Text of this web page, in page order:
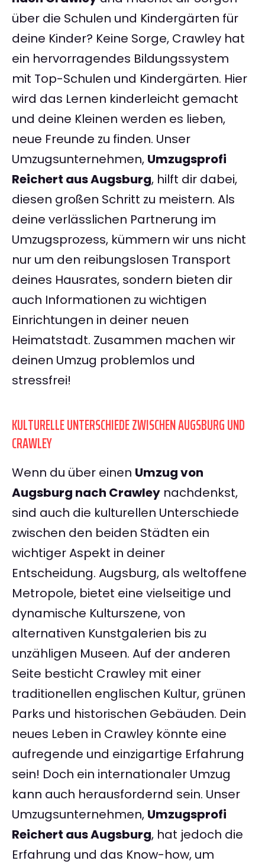
über die Schulen und Kindergärten für
deine Kinder? Keine Sorge, Crawley hat
ein hervorragendes Bildungssystem
mit Top-Schulen und Kindergärten. Hier
wird das Lernen kinderleicht gemacht
und deine Kleinen werden es lieben,
neue Freunde zu finden. Unser
Umzugsunternehmen, Umzugsprofi
Reichert aus Augsburg, hilft dir dabei,
diesen großen Schritt zu meistern. Als
deine verlässlichen Partnerung im
Umzugsprozess, kümmern wir uns nicht
nur um den reibungslosen Transport
deines Hausrates, sondern bieten dir
auch Informationen zu wichtigen
Einrichtungen in deiner neuen
Heimatstadt. Zusammen machen wir
deinen Umzug problemlos und
stressfrei!
KULTURELLE UNTERSCHIEDE ZWISCHEN AUGSBURG UND
CRAWLEY
Wenn du über einen Umzug von
Augsburg nach Crawley nachdenkst,
sind auch die kulturellen Unterschiede
zwischen den beiden Städten ein
wichtiger Aspekt in deiner
Entscheidung. Augsburg, als weltoffene
Metropole, bietet eine vielseitige und
dynamische Kulturszene, von
alternativen Kunstgalerien bis zu
unzähligen Museen. Auf der anderen
Seite besticht Crawley mit einer
traditionellen englischen Kultur, grünen
Parks und historischen Gebäuden. Dein
neues Leben in Crawley könnte eine
aufregende und einzigartige Erfahrung
sein! Doch ein internationaler Umzug
kann auch herausfordernd sein. Unser
Umzugsunternehmen, Umzugsprofi
Reichert aus Augsburg, hat jedoch die
Erfahrung und das Know-how, um